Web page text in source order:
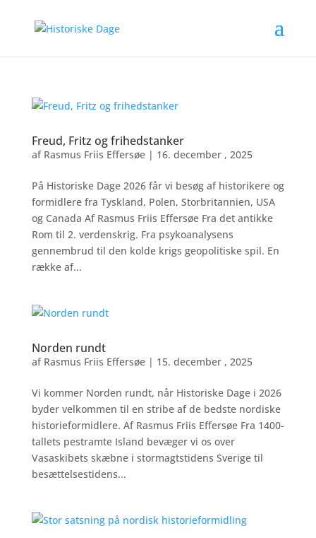
Freud, Fritz og frihedstanker
af Rasmus Friis Effersøe| 16. december , 2025
På Historiske Dage 2026 får vi besøg af historikere og
formidlere fra Tyskland, Polen, Storbritannien, USA
og Canada Af Rasmus Friis Effersøe Fra det antikke
Rom til 2. verdenskrig. Fra psykoanalysens
gennembrud til den kolde krigs geopolitiske spil. En
række af...
Norden rundt
af Rasmus Friis Effersøe| 15. december , 2025
Vi kommer Norden rundt, når Historiske Dage i 2026
byder velkommen til en stribe af de bedste nordiske
historieformidlere. Af Rasmus Friis Effersøe Fra 1400-
tallets pestramte Island bevæger vi os over
Vasaskibets skæbne i stormagtstidens Sverige til
besættelsestidens...